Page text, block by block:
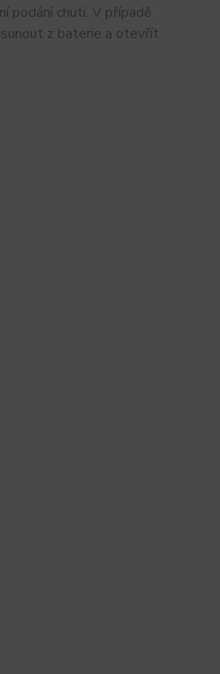
podání chuti. V případě
z baterie a otevřít